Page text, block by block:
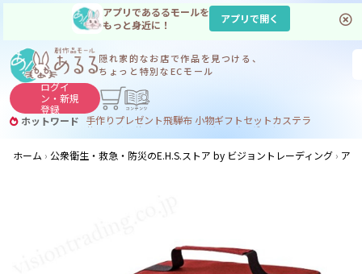
アプリであるるモールを
もっと身近に！
アプリで開く
隠れ家的なお店で作品を見つける、
ちょっと特別なECモール
ログイ
ン・新規
登録
ホットワード 手作りプレゼント飛騨布 小物ギフトセットカステラ
サヌカイト コーヒー
ジンギスカン
ホーム
公衆衛生・救急・防災のE.H.S.ストア by ビジョントレーディング ア